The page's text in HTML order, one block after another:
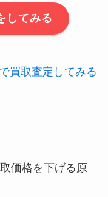
してみる
買取査定してみる
価格を下げる原